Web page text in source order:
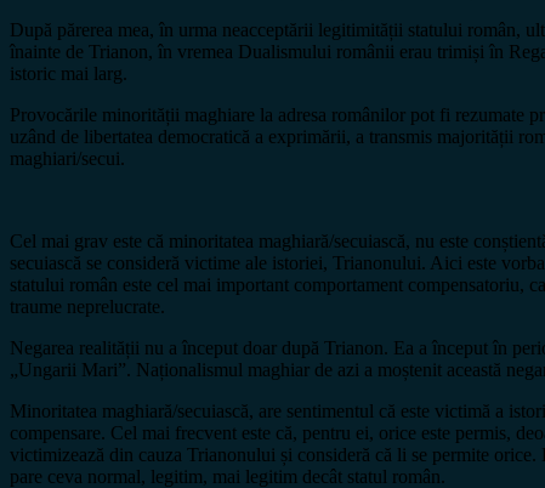
După părerea mea, în urma neacceptării legitimității statului român,
înainte de Trianon, în vremea Dualismului românii erau trimiși în
istoric mai larg.
Provocările minorității maghiare la adresa românilor pot fi rezumate
uzând de libertatea democratică a exprimării, a transmis majorității
maghiari/secui.
Cel mai grav este că minoritatea maghiară/secuiască, nu este
secuiască se consideră victime ale istoriei, Trianonului. Aici este
statului român este cel mai important comportament compensatoriu,
traume neprelucrate.
Negarea realității nu a început doar după Trianon. Ea a început în
„Ungarii Mari”. Naționalismul maghiar de azi a moștenit această
Minoritatea maghiară/secuiască, are sentimentul că este victimă a
compensare. Cel mai frecvent este că, pentru ei, orice este permis,
victimizează din cauza Trianonului și consideră că li se permite
pare ceva normal, legitim, mai legitim decât statul român.